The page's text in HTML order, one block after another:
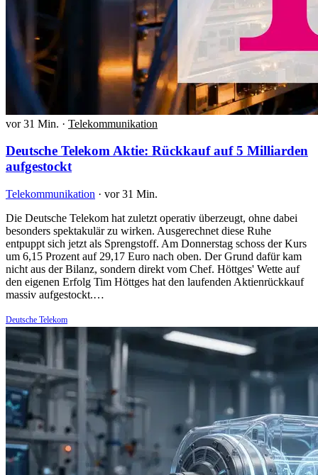
vor 31 Min. · Telekommunikation
Deutsche Telekom Aktie: Rückkauf auf 5 Milliarden
aufgestockt
Telekommunikation · vor 31 Min.
Die Deutsche Telekom hat zuletzt operativ überzeugt, ohne dabei
besonders spektakulär zu wirken. Ausgerechnet diese Ruhe
entpuppt sich jetzt als Sprengstoff. Am Donnerstag schoss der Kurs
um 6,15 Prozent auf 29,17 Euro nach oben. Der Grund dafür kam
nicht aus der Bilanz, sondern direkt vom Chef. Höttges' Wette auf
den eigenen Erfolg Tim Höttges hat den laufenden Aktienrückkauf
massiv aufgestockt.…
Deutsche Telekom